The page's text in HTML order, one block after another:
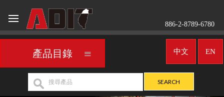
886-2-8789-6780
產品目錄 EN
中文